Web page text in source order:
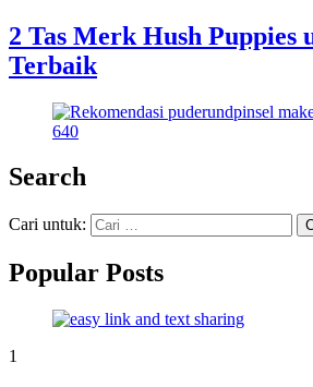
2 Tas Merk Hush Puppies
Terbaik
Search
Cari untuk:
Popular Posts
1